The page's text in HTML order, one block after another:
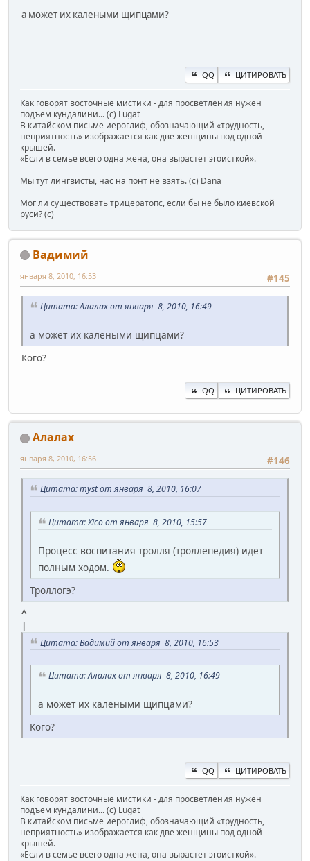
а может их калеными щипцами?
QQ ЦИТИРОВАТЬ
Как говорят восточные мистики - для просветления нужен
подъем кундалини... (с) Lugat
В китайском письме иероглиф, обозначающий «трудность,
неприятность» изображается как две женщины под одной
крышей.
«Если в семье всего одна жена, она вырастет эгоисткой».
Мы тут лингвисты, нас на понт не взять. (с) Dana
Мог ли существовать трицератопс, если бы не было киевской
руси? (с)
Вадимий
#145
января 8, 2010, 16:53
Цитата: Алалах от января 8, 2010, 16:49
а может их калеными щипцами?
Кого?
QQ ЦИТИРОВАТЬ
Алалах
#146
января 8, 2010, 16:56
Цитата: myst от января 8, 2010, 16:07
Цитата: Xico от января 8, 2010, 15:57
Процесс воспитания тролля (троллепедия) идёт
полным ходом.
Троллогэ?
^
|
Цитата: Вадимий от января 8, 2010, 16:53
Цитата: Алалах от января 8, 2010, 16:49
а может их калеными щипцами?
Кого?
QQ ЦИТИРОВАТЬ
Как говорят восточные мистики - для просветления нужен
подъем кундалини... (с) Lugat
В китайском письме иероглиф, обозначающий «трудность,
неприятность» изображается как две женщины под одной
крышей.
«Если в семье всего одна жена, она вырастет эгоисткой».